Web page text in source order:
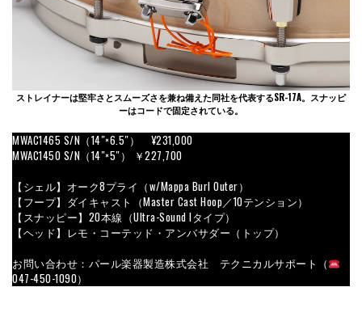
ストレイナーは堅牢さとスムーズさを兼ね備えた同社を代表するSR-17A。スナッピ
ーはコードで固定されている。
MWAC1465 S/N（14″×6.5″） ¥231,000
MWAC1450 S/N（14″×5″） ￥227,700
【シェル】オーク8プライ（w/Mappa Burl Outer）
【フープ】ダイキャスト（Master Cast Hoop／10テンション）
【スナッピー】20本線（Ultra-Sound Iタイプ）
【ヘッド】レモ・コーテッド・アンバサダー（トップ）
お問い合わせ：パール楽器製造株式会社 テクニカルサポート（
047-450-1090）